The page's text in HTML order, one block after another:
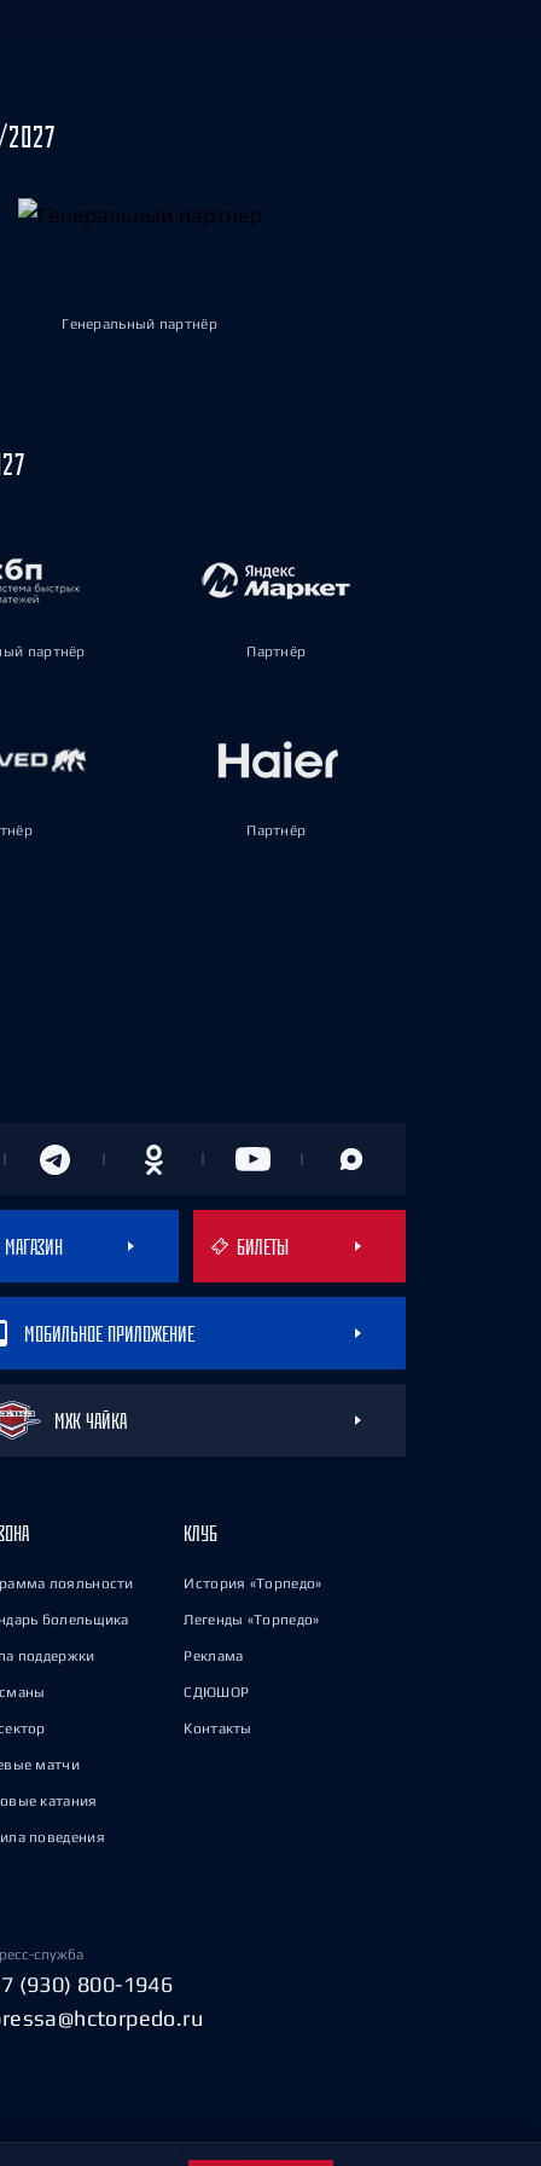
Генеральный партнёр
партнёр Партнёр
Партнёр
МАГАЗИН БИЛЕТЫ
МОБИЛЬНОЕ ПРИЛОЖЕНИЕ
МХК ЧАЙКА
лояльности
болельщика
поддержки
матчи
катания
поведения
КЛУБ
История «Торпедо»
Легенды «Торпедо»
Реклама
СДЮШОР
Контакты
служба
(930) 800-1946